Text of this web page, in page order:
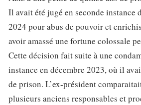
Il avait été jugé en seconde instance
2024 pour abus de pouvoir et
avoir amassé une fortune colossale
Cette décision fait suite à une
instance en décembre 2023, où il
de prison. L’ex-président
plusieurs anciens responsables et